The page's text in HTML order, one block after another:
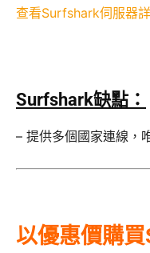
查看Surfshark伺服器
Surfshark缺點：
– 提供多個國家連線，
以優惠價購